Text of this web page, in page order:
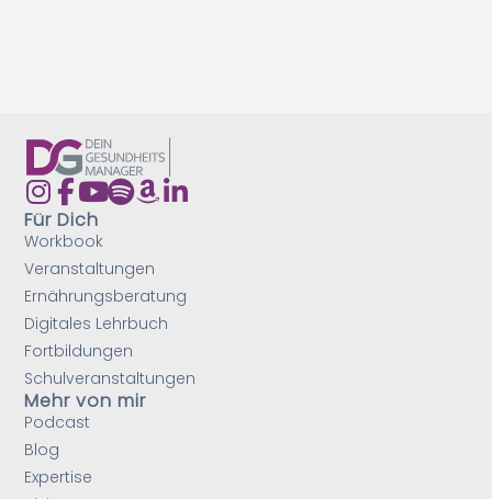
Für Dich
Workbook
Veranstaltungen
Ernährungsberatung
Digitales Lehrbuch
Fortbildungen
Schulveranstaltungen
Mehr von mir
Podcast
Blog
Expertise